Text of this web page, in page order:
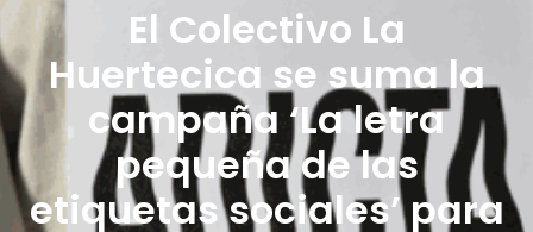
El Colectivo La
Huertecica se suma la
campaña ‘La letra
pequeña de las
etiquetas sociales’ para